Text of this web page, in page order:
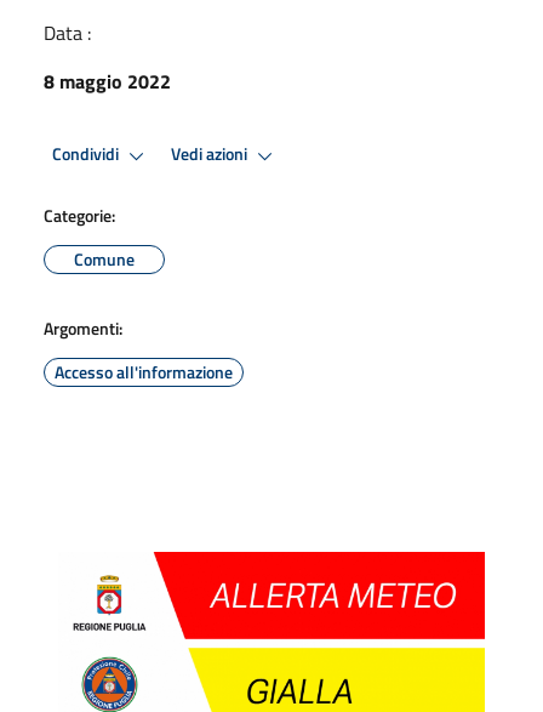
Data :
8 maggio 2022
Condividi Vedi azioni
Categorie:
Comune
Argomenti:
Accesso all'informazione